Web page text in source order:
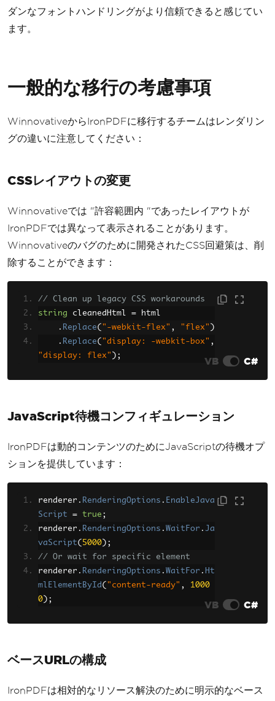
ダンなフォントハンドリングがより信頼できると感じてい
ます。
一般的な移行の考慮事項
WinnovativeからIronPDFに移行するチームはレンダリン
グの違いに注意してください：
CSSレイアウトの変更
Winnovativeでは "許容範囲内 "であったレイアウトが
IronPDFでは異なって表示されることがあります。
Winnovativeのバグのために開発されたCSS回避策は、削
除することができます：
// Clean up legacy CSS workarounds
string cleanedHtml = html
. Replace( "-webkit-flex" , "flex" )
. Replace( "display: -webkit-box" ,
"display: flex" ); VB C#
JavaScript待機コンフィギュレーション
IronPDFは動的コンテンツのためにJavaScriptの待機オプ
ションを提供しています：
renderer . RenderingOptions . EnableJava
Script
= true ;
renderer . RenderingOptions . WaitFor . Ja
vaScript( 5000 );
// Or wait for specific element
renderer . RenderingOptions . WaitFor . Ht
mlElementById ( "content-ready" ,
1000
0 ); VB C#
ベースURLの構成
IronPDFは相対的なリソース解決のために明示的なベース